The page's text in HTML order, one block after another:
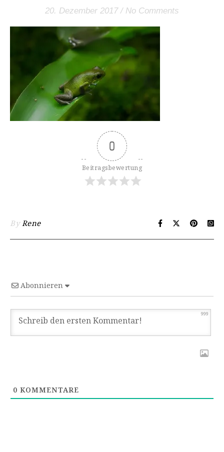
20. Dezember 2017 / No Comments
0
Beitragsbewertung
ByRene
Abonnieren
999
0 KOMMENTARE